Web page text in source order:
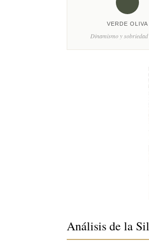
VERDE OLIVA
Dinamismo y
Análisis de la